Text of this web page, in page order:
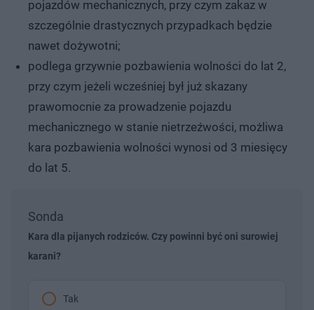
pojazdów mechanicznych, przy czym zakaz w
szczególnie drastycznych przypadkach będzie
nawet dożywotni;
podlega grzywnie pozbawienia wolności do lat 2,
przy czym jeżeli wcześniej był już skazany
prawomocnie za prowadzenie pojazdu
mechanicznego w stanie nietrzeźwości, możliwa
kara pozbawienia wolności wynosi od 3 miesięcy
do lat 5.
Sonda
Kara dla pijanych rodziców. Czy powinni być oni surowiej
karani?
Tak